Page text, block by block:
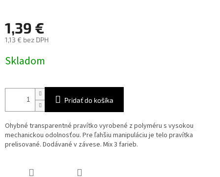
1,39 €
1,13 € bez DPH
cena:
Skladom
Pridať do košíka
Ohybné transparentné pravítko vyrobené z polyméru s vysokou
mechanickou odolnosťou. Pre ľahšiu manipuláciu je telo pravítka
prelisované. Dodávané v závese. Mix 3 farieb.